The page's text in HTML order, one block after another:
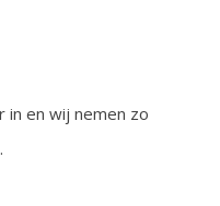
in en wij nemen zo